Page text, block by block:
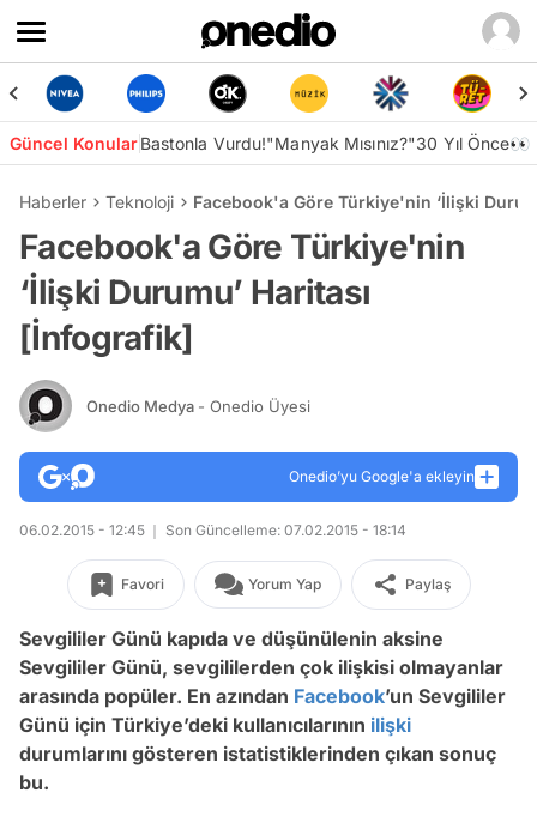
Güncel KonularBastonla Vurdu!"Manyak Mısınız?"30 Yıl Önce👀
Haberler Teknoloji Facebook'a Göre Türkiye'nin ‘İlişki
Facebook'a Göre Türkiye'nin
‘İlişki Durumu’ Haritası
[İnfografik]
Onedio Medya - Onedio Üyesi
Onedio’yu Google'a ekleyin
06.02.2015 - 12:45 Son Güncelleme: 07.02.2015 - 18:14
Favori Yorum Yap Paylaş
Sevgililer Günü kapıda ve düşünülenin aksine
Sevgililer Günü, sevgililerden çok ilişkisi olmayanlar
arasında popüler. En azından Facebook’un Sevgililer
Günü için Türkiye’deki kullanıcılarının ilişki
durumlarını gösteren istatistiklerinden çıkan sonuç
bu.